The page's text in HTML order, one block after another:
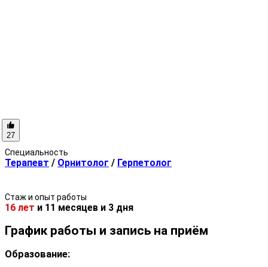
27
Специальность
Терапевт / Орнитолог / Герпетолог
Стаж и опыт работы
16 лет и 11 месяцев и 3 дня
График работы и запись на приём
Образование: